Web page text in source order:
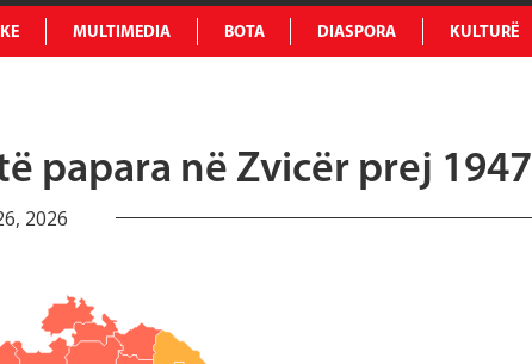
MULTIMEDIA BOTA DIASPORA KULTURË
papara në Zvicër prej 1947
2026